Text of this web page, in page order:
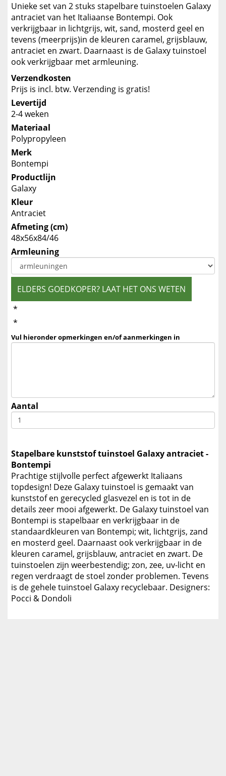
Unieke set van 2 stuks stapelbare tuinstoelen Galaxy
antraciet van het Italiaanse Bontempi. Ook
verkrijgbaar in lichtgrijs, wit, sand, mosterd geel en
tevens (meerprijs)in de kleuren caramel, grijsblauw,
antraciet en zwart. Daarnaast is de Galaxy tuinstoel
ook verkrijgbaar met armleuning.
Verzendkosten
Prijs is incl. btw. Verzending is gratis!
Levertijd
2-4 weken
Materiaal
Polypropyleen
Merk
Bontempi
Productlijn
Galaxy
Kleur
Antraciet
Afmeting (cm)
48x56x84/46
Armleuning
ELDERS GOEDKOPER? LAAT HET ONS WETEN
*
*
Vul hieronder opmerkingen en/of aanmerkingen in
Aantal
Stapelbare kunststof tuinstoel Galaxy antraciet -
Bontempi
Prachtige stijlvolle perfect afgewerkt Italiaans
topdesign! Deze Galaxy tuinstoel is gemaakt van
kunststof en gerecycled glasvezel en is tot in de
details zeer mooi afgewerkt. De Galaxy tuinstoel van
Bontempi is stapelbaar en verkrijgbaar in de
standaardkleuren van Bontempi; wit, lichtgrijs, zand
en mosterd geel. Daarnaast ook verkrijgbaar in de
kleuren caramel, grijsblauw, antraciet en zwart. De
tuinstoelen zijn weerbestendig; zon, zee, uv-licht en
regen verdraagt de stoel zonder problemen. Tevens
is de gehele tuinstoel Galaxy recyclebaar. Designers:
Pocci & Dondoli